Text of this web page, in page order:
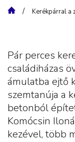
Kerékpárral a
Pár perces
családiházas
ámulatba ejtő
szemtanúja a
betonból
Komócsin
kezével, több